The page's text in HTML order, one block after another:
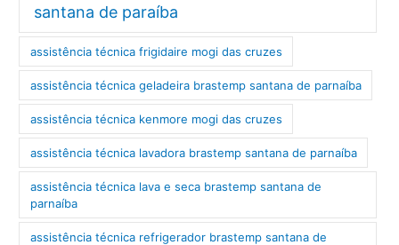
santana de paraíba
assistência técnica frigidaire mogi das cruzes
assistência técnica geladeira brastemp santana de parnaíba
assistência técnica kenmore mogi das cruzes
assistência técnica lavadora brastemp santana de parnaíba
assistência técnica lava e seca brastemp santana de
parnaíba
assistência técnica refrigerador brastemp santana de